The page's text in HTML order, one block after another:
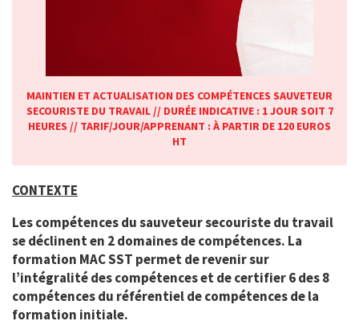
MAINTIEN ET ACTUALISATION DES COMPÉTENCES SAUVETEUR
SECOURISTE DU TRAVAIL // DURÉE INDICATIVE : 1 JOUR SOIT 7
HEURES // TARIF/JOUR/APPRENANT : À PARTIR DE 120 EUROS
HT
CONTEXTE
Les compétences du sauveteur secouriste du travail
se déclinent en 2 domaines de compétences. La
formation MAC SST permet de revenir sur
l’intégralité des compétences et de certifier 6 des 8
compétences du référentiel de compétences de la
formation initiale.